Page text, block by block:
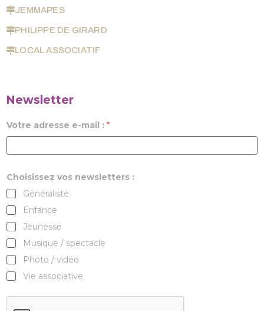
JEMMAPES
PHILIPPE DE GIRARD
LOCAL ASSOCIATIF
Newsletter
Votre adresse e-mail : *
Choisissez vos newsletters :
Généraliste
Enfance
Jeunesse
Musique / spectacle
Photo / vidéo
Vie associative